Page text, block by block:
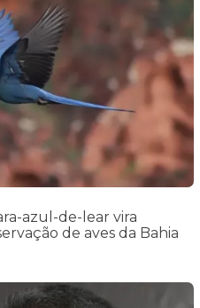
azul-de-lear vira
de aves da Bahia